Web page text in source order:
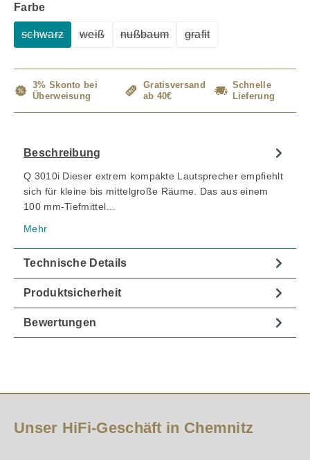
Farbeauswählen
schwarz
(Diese Option ist zurzeit nicht verfügbar.)
weiß
(Diese Option ist zurzeit nicht verfügbar.)
nußbaum
(Diese Option ist zurzeit nicht
grafit
3% Skonto bei
Überweisung
Gratisversand
ab 40€
Schnelle
Lieferung
Beschreibung
Q 3010i Dieser extrem kompakte Lautsprecher empfiehlt
sich für kleine bis mittelgroße Räume. Das aus einem
100 mm-Tiefmittel…
Mehr
Technische Details
Produktsicherheit
Bewertungen
Unser HiFi-Geschäft in Chemnitz